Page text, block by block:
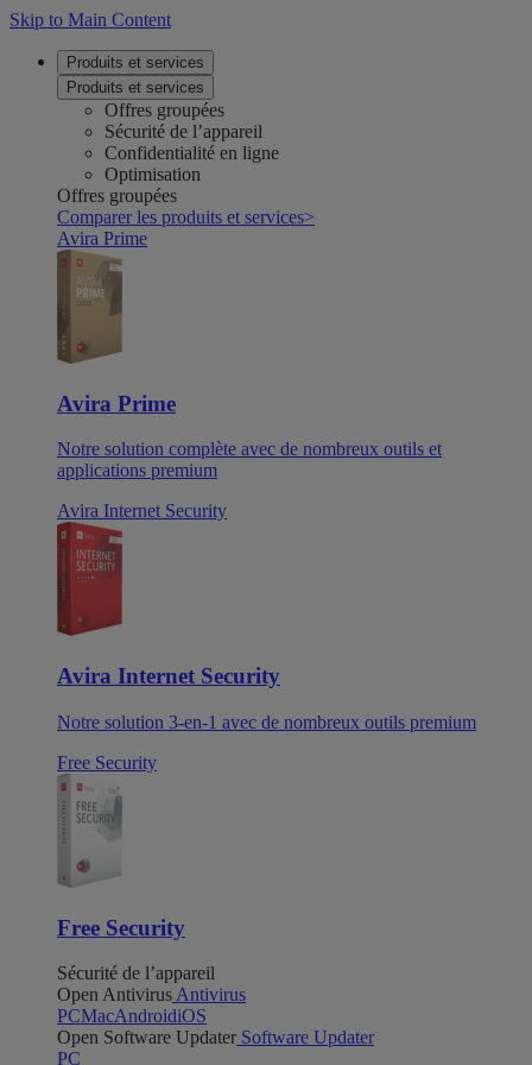
Skip to Main Content
Produits et services
Produits et services
Offres groupées
Sécurité de l’appareil
Confidentialité en ligne
Optimisation
Offres groupées
Comparer les produits et services>
Avira Prime
Avira Prime
Notre solution complète avec de nombreux outils et
applications premium
Avira Internet Security
Avira Internet Security
Notre solution 3-en-1 avec de nombreux outils premium
Free Security
Free Security
Sécurité de l’appareil
Open Antivirus Antivirus
PCMacAndroidiOS
Open Software Updater Software Updater
PC